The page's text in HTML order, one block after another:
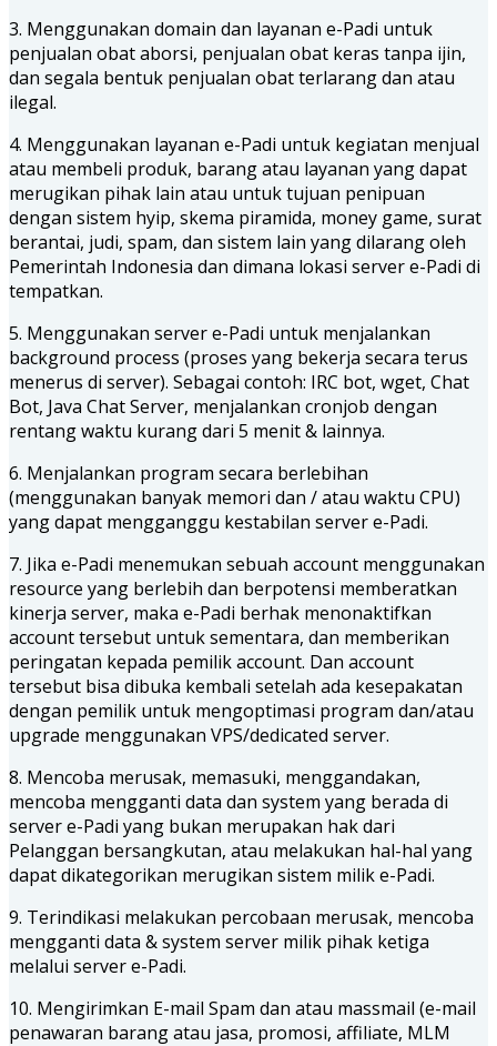
3. Menggunakan domain dan layanan e-Padi untuk
penjualan obat aborsi, penjualan obat keras tanpa ijin,
dan segala bentuk penjualan obat terlarang dan atau
ilegal.
4. Menggunakan layanan e-Padi untuk kegiatan menjual
atau membeli produk, barang atau layanan yang dapat
merugikan pihak lain atau untuk tujuan penipuan
dengan sistem hyip, skema piramida, money game, surat
berantai, judi, spam, dan sistem lain yang dilarang oleh
Pemerintah Indonesia dan dimana lokasi server e-Padi di
tempatkan.
5. Menggunakan server e-Padi untuk menjalankan
background process (proses yang bekerja secara terus
menerus di server). Sebagai contoh: IRC bot, wget, Chat
Bot, Java Chat Server, menjalankan cronjob dengan
rentang waktu kurang dari 5 menit & lainnya.
6. Menjalankan program secara berlebihan
(menggunakan banyak memori dan / atau waktu CPU)
yang dapat mengganggu kestabilan server e-Padi.
7. Jika e-Padi menemukan sebuah account menggunakan
resource yang berlebih dan berpotensi memberatkan
kinerja server, maka e-Padi berhak menonaktifkan
account tersebut untuk sementara, dan memberikan
peringatan kepada pemilik account. Dan account
tersebut bisa dibuka kembali setelah ada kesepakatan
dengan pemilik untuk mengoptimasi program dan/atau
upgrade menggunakan VPS/dedicated server.
8. Mencoba merusak, memasuki, menggandakan,
mencoba mengganti data dan system yang berada di
server e-Padi yang bukan merupakan hak dari
Pelanggan bersangkutan, atau melakukan hal-hal yang
dapat dikategorikan merugikan sistem milik e-Padi.
9. Terindikasi melakukan percobaan merusak, mencoba
mengganti data & system server milik pihak ketiga
melalui server e-Padi.
10. Mengirimkan E-mail Spam dan atau massmail (e-mail
penawaran barang atau jasa, promosi, affiliate, MLM